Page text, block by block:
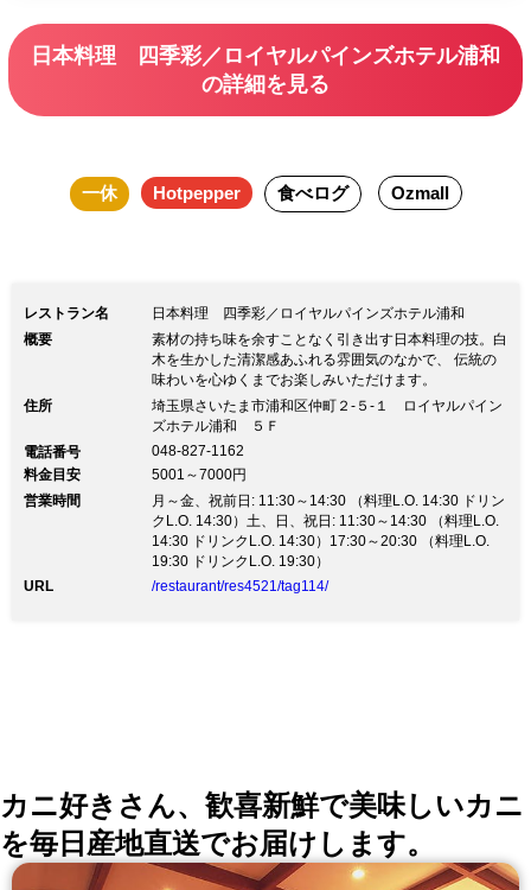
日本料理 四季彩／ロイヤルパインズホテル浦和
の詳細を見る
一休 Hotpepper 食べログ Ozmall
レストラン名
日本料理 四季彩／ロイヤルパインズホテル浦和
概要
素材の持ち味を余すことなく引き出す日本料理の技。白
木を生かした清潔感あふれる雰囲気のなかで、 伝統の
味わいを心ゆくまでお楽しみいただけます。
住所
埼玉県さいたま市浦和区仲町２-５-１ ロイヤルパイン
ズホテル浦和 ５Ｆ
電話番号
048-827-1162
料金目安
5001～7000円
営業時間
月～金、祝前日: 11:30～14:30 （料理L.O. 14:30 ドリン
クL.O. 14:30）土、日、祝日: 11:30～14:30 （料理L.O.
14:30 ドリンクL.O. 14:30）17:30～20:30 （料理L.O.
19:30 ドリンクL.O. 19:30）
URL
/restaurant/res4521/tag114/
カニ好きさん、歓喜新鮮で美味しいカニ
を毎日産地直送でお届けします。